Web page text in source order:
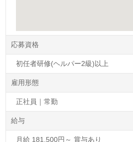
応募資格
初任者研修(ヘルパー2級)以上
雇用形態
正社員｜常勤
給与
月給 181,500円～ 賞与あり